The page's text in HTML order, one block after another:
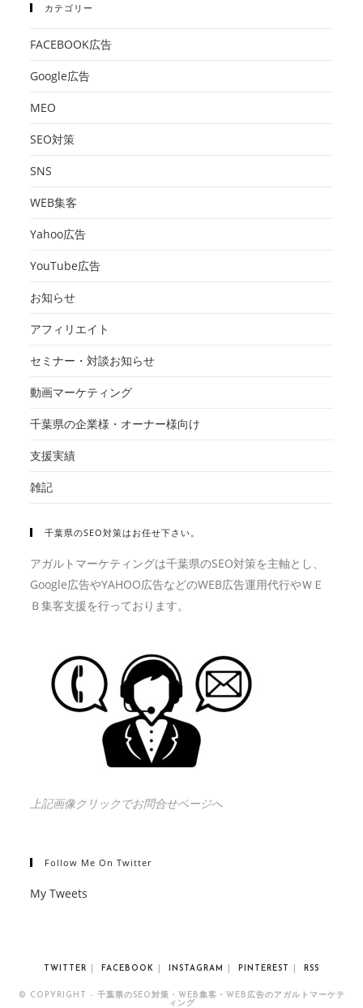
カテゴリー
FACEBOOK広告
Google広告
MEO
SEO対策
SNS
WEB集客
Yahoo広告
YouTube広告
お知らせ
アフィリエイト
セミナー・対談お知らせ
動画マーケティング
千葉県の企業様・オーナー様向け
支援実績
雑記
千葉県のSEO対策はお任せ下さい。
アガルトマーケティングは千葉県のSEO対策を主軸とし、
Google広告やYAHOO広告などのWEB広告運用代行やＷＥ
Ｂ集客支援を行っております。
上記画像クリックでお問合せページへ
Follow Me On Twitter
My Tweets
TWITTER FACEBOOK INSTAGRAM PINTEREST RSS
© COPYRIGHT - 千葉県のSEO対策・WEB集客・WEB広告のアガルトマーケテ
ィング